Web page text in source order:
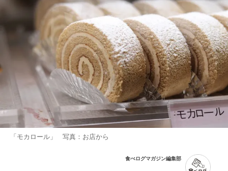
「モカロール」 写真：お店から
食べログマガジン編集部